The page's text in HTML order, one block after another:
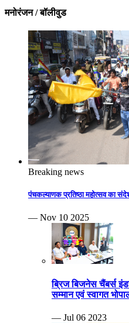
मनोरंजन / बॉलीवुड
Breaking news
पंचकल्याणक प्रतिष्ठा महोत्सव का
— Nov 10 2025
ब्रिज बिजनेस चैंबर्स
सम्मान एवं स्वागत
— Jul 06 2023